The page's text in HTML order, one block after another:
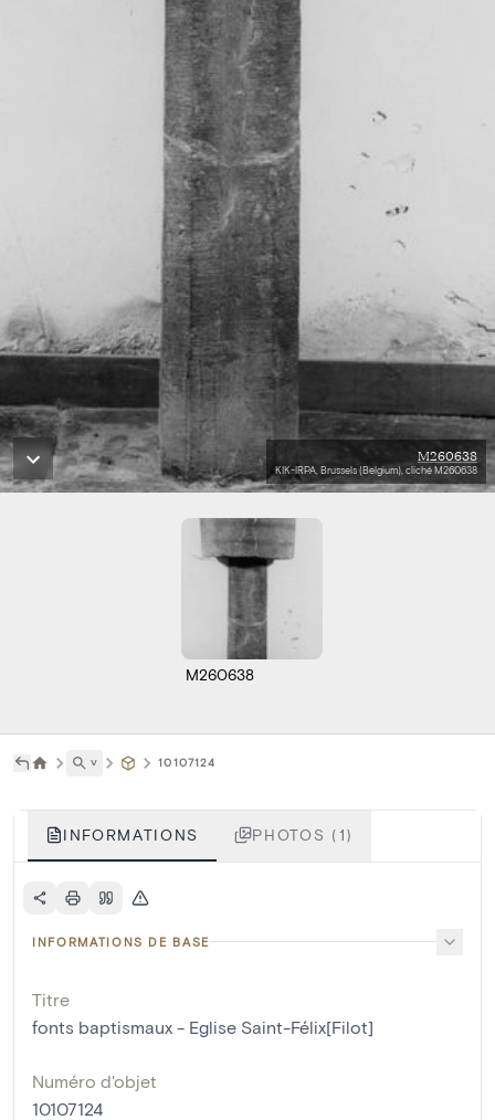
M260638
KIK-IRPA, Brussels (Belgium), cliché M260638
M260638
˅ 10107124
INFORMATIONS PHOTOS (1)
INFORMATIONS DE BASE
Titre
fonts baptismaux - Eglise Saint-Félix[Filot]
Numéro d'objet
10107124